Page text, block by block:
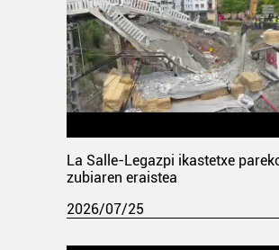
La Salle-Legazpi ikastetxe
zubiaren eraistea
2026/07/25